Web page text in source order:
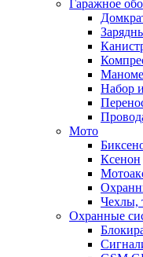
Гаражное
Набор
Мото
Ксенон
Чехлы,
Охранные